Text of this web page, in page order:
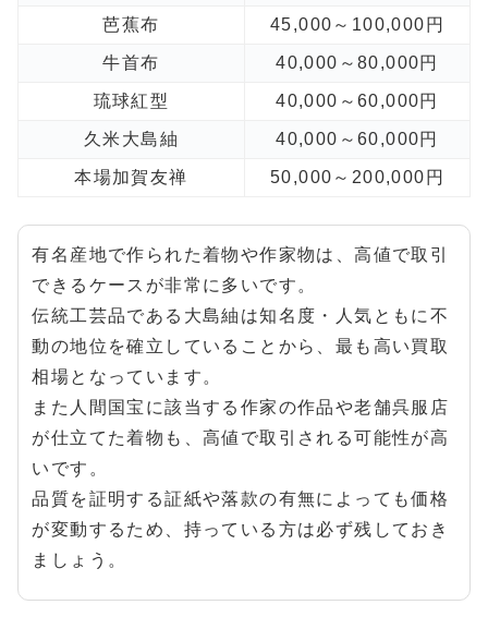
芭蕉布 45,000～100,000円
牛首布 40,000～80,000円
琉球紅型 40,000～60,000円
久米大島紬 40,000～60,000円
本場加賀友禅 50,000～200,000円
有名産地で作られた着物や作家物は、高値で取引
できるケースが非常に多いです。
伝統工芸品である大島紬は知名度・人気ともに不
動の地位を確立していることから、最も高い買取
相場となっています。
また人間国宝に該当する作家の作品や老舗呉服店
が仕立てた着物も、高値で取引される可能性が高
いです。
品質を証明する証紙や落款の有無によっても価格
が変動するため、持っている方は必ず残しておき
ましょう。